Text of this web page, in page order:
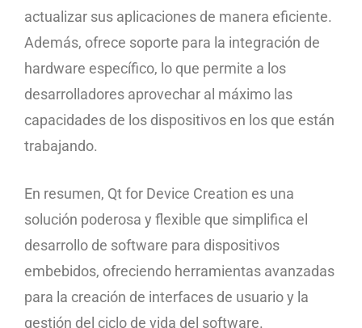
actualizar sus aplicaciones de manera eficiente.
Además, ofrece soporte para la integración de
hardware específico, lo que permite a los
desarrolladores aprovechar al máximo las
capacidades de los dispositivos en los que están
trabajando.
En resumen, Qt for Device Creation es una
solución poderosa y flexible que simplifica el
desarrollo de software para dispositivos
embebidos, ofreciendo herramientas avanzadas
para la creación de interfaces de usuario y la
gestión del ciclo de vida del software.